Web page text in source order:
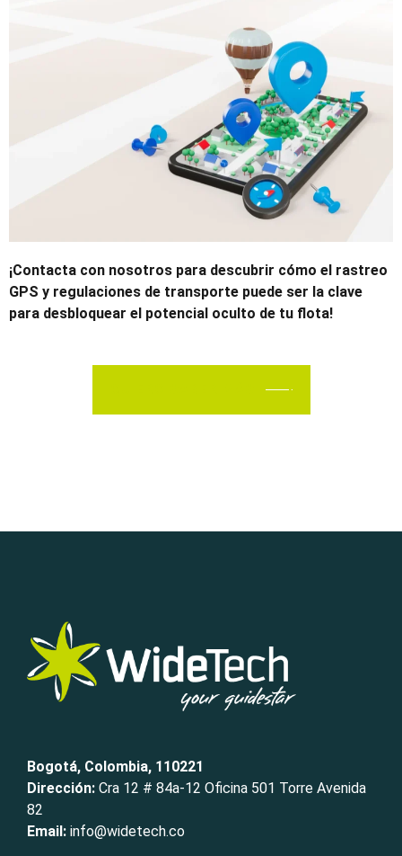
¡Contacta con nosotros para descubrir cómo el rastreo
GPS y regulaciones de transporte puede ser la clave
para desbloquear el potencial oculto de tu flota!
Bogotá, Colombia, 110221
Dirección: Cra 12 # 84a-12 Oficina 501 Torre Avenida
82
Email: info@widetech.co